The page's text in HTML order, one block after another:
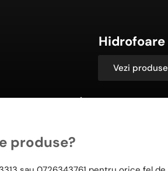
Hidrofoare
Vezi produse
produse?